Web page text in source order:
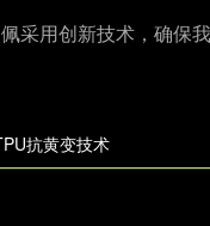
采用创新技术，确保
抗黄变技术